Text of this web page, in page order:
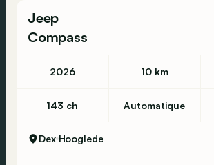
Jeep
Compass
2026 10 km
143 ch Automatique
Dex Hooglede